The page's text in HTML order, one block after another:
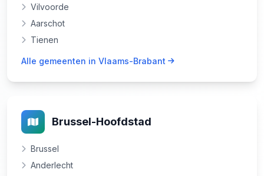
Vilvoorde
Aarschot
Tienen
Alle gemeenten in Vlaams-Brabant
Brussel-Hoofdstad
Brussel
Anderlecht